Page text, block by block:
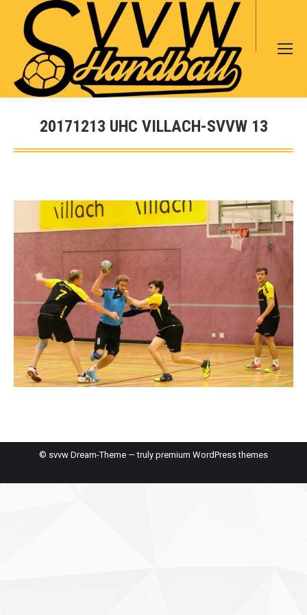
Search:
20171213 UHC VILLACH-SVVW 13
Sie befinden sich hier:
© svvw Dream-Theme — truly premium WordPress themes